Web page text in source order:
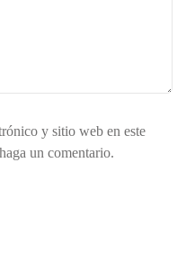
y sitio web en este
un comentario.